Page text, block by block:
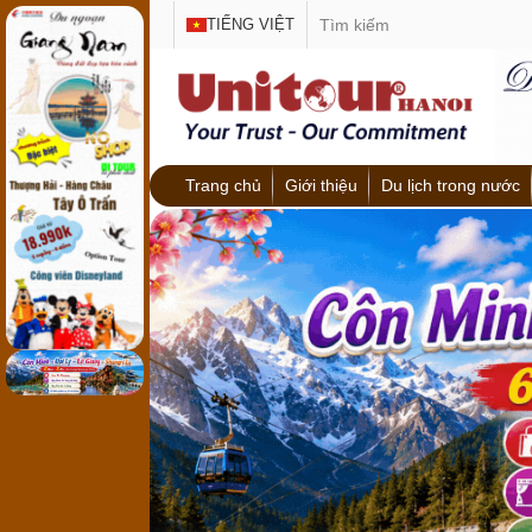
TIẾNG VIỆT
Trang chủ Giới thiệu
Du lịch trong nước
Miền Bắc
Miền Trung
Miền Nam
Du lịch Lễ hội -